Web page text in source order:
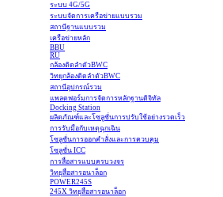
ระบบ 4G/5G
ระบบจัดการเครือข่ายแบบรวม
สถานีฐานแบบรวม
เครือข่ายหลัก
BBU
RU
กล้องติดลำตัวBWC
วิทยุกล้องติดลำตัวBWC
สถานีอุปกรณ์รวม
แพลตฟอร์มการจัดการหลักฐานดิจิทัล
Docking Station
ผลิตภัณฑ์และโซลูชั่นการปรับใช้อย่างรวดเร็ว
การรับมือกับเหตุฉุกเฉิน
โซลูชั่นการออกคำสั่งและการควบคุม
โซลูชั่น ICC
การสื่อสารแบบครบวงจร
วิทยุสื่อสารอนาล็อก
POWER245S
245X วิทยุสื่อสารอนาล็อก